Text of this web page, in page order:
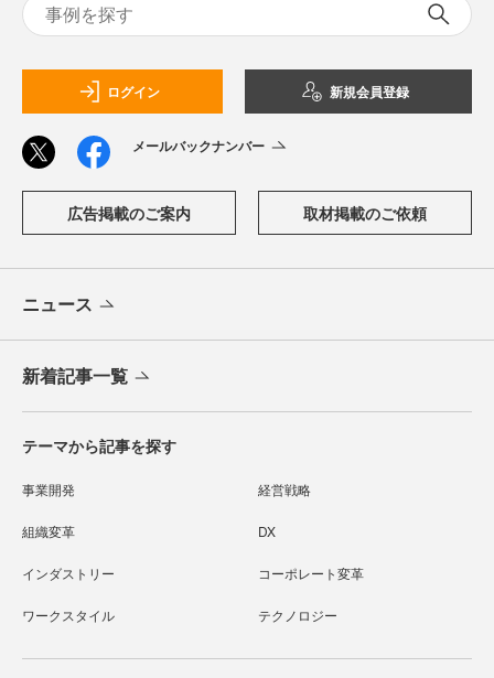
ログイン 新規会員登録
メールバックナンバー
広告掲載のご案内 取材掲載のご依頼
ニュース
新着記事一覧
テーマから記事を探す
事業開発 経営戦略
組織変革 DX
インダストリー コーポレート変革
ワークスタイル テクノロジー